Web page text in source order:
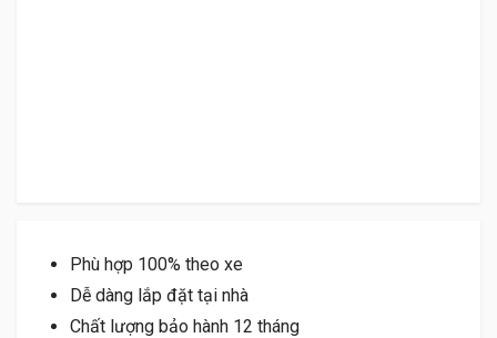
Phù hợp 100% theo xe
Dễ dàng lắp đặt tại nhà
Chất lượng bảo hành 12 tháng